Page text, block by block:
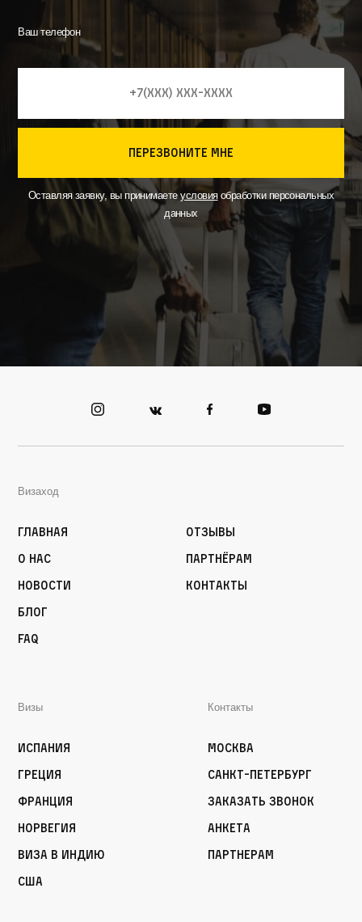
Ваш телефон
перезвоните мне
Оставляя заявку, вы принимаетеусловияобработки персональных
данных
Визаход
Главная
О нас
Новости
Блог
FAQ
Отзывы
Партнёрам
Контакты
Визы
Испания
Греция
Франция
Норвегия
Виза в Индию
США
Контакты
Москва
Санкт-Петербург
Заказать звонок
Анкета
Партнерам